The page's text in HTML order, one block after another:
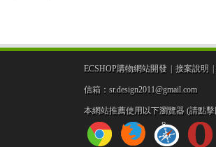
ECSHOP購物網站開發 接案說明
信箱：sr.design2011@gmail.com
本網站推薦使用以下瀏覽器 (請點